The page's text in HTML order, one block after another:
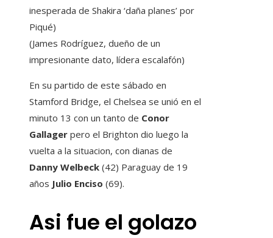
inesperada de Shakira ‘daña planes’ por
Piqué)
(James Rodríguez, dueño de un
impresionante dato, lídera escalafón)
En su partido de este sábado en
Stamford Bridge, el Chelsea se unió en el
minuto 13 con un tanto de Conor
Gallager pero el Brighton dio luego la
vuelta a la situacion, con dianas de
Danny Welbeck (42) Paraguay de 19
años Julio Enciso (69).
Asi fue el golazo